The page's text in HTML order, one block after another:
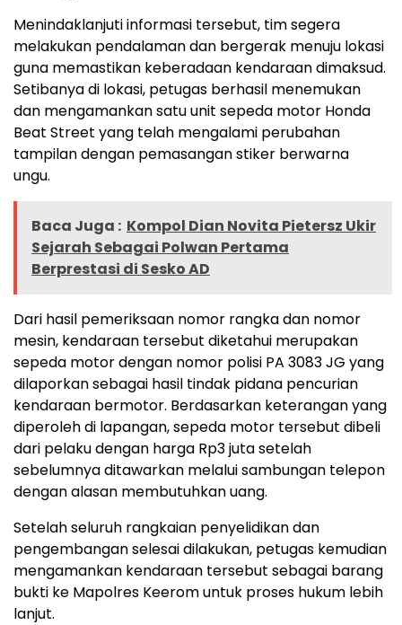
Menindaklanjuti informasi tersebut, tim segera
melakukan pendalaman dan bergerak menuju lokasi
guna memastikan keberadaan kendaraan dimaksud.
Setibanya di lokasi, petugas berhasil menemukan
dan mengamankan satu unit sepeda motor Honda
Beat Street yang telah mengalami perubahan
tampilan dengan pemasangan stiker berwarna
ungu.
Baca Juga : Kompol Dian Novita Pietersz Ukir
Sejarah Sebagai Polwan Pertama
Berprestasi di Sesko AD
Dari hasil pemeriksaan nomor rangka dan nomor
mesin, kendaraan tersebut diketahui merupakan
sepeda motor dengan nomor polisi PA 3083 JG yang
dilaporkan sebagai hasil tindak pidana pencurian
kendaraan bermotor. Berdasarkan keterangan yang
diperoleh di lapangan, sepeda motor tersebut dibeli
dari pelaku dengan harga Rp3 juta setelah
sebelumnya ditawarkan melalui sambungan telepon
dengan alasan membutuhkan uang.
Setelah seluruh rangkaian penyelidikan dan
pengembangan selesai dilakukan, petugas kemudian
mengamankan kendaraan tersebut sebagai barang
bukti ke Mapolres Keerom untuk proses hukum lebih
lanjut.